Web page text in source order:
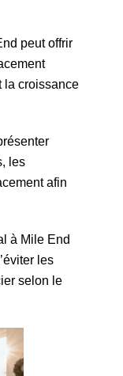
peut offrir
la croissance
les
afin
à Mile End
les
selon le